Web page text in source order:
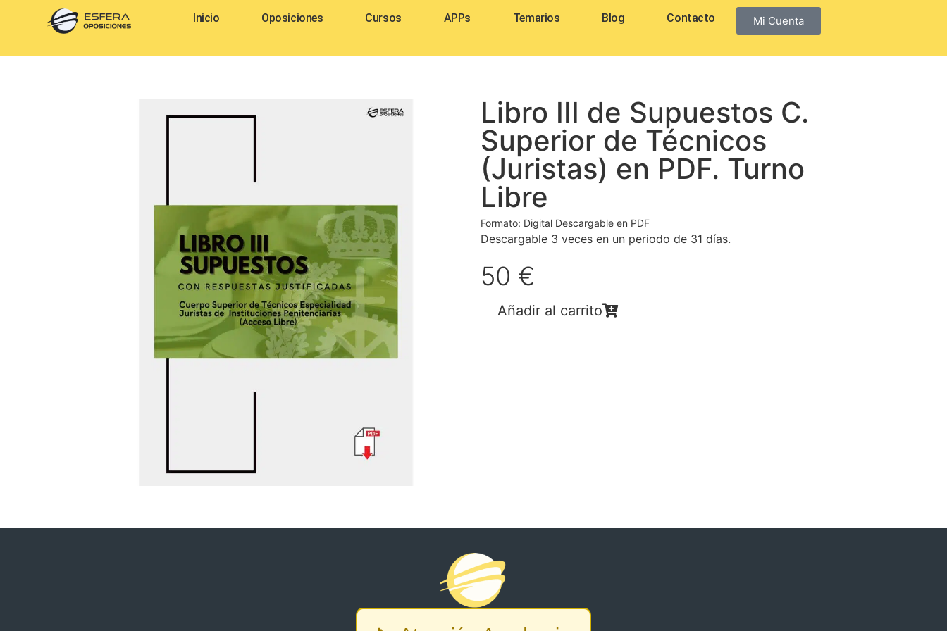
Inicio Oposiciones Cursos APPs Temarios Blog Contacto Mi Cuenta
Libro III de Supuestos C.
Superior de Técnicos
(Juristas) en PDF. Turno
Libre
Formato: Digital Descargable en PDF
Descargable 3 veces en un periodo de 31 días.
50 €
Añadir al carrito